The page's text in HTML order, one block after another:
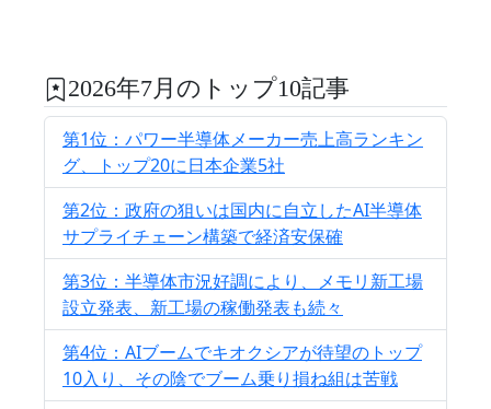
2026年7月のトップ10記事
第1位：パワー半導体メーカー売上高ランキン
グ、トップ20に日本企業5社
第2位：政府の狙いは国内に自立したAI半導体
サプライチェーン構築で経済安保確
第3位：半導体市況好調により、メモリ新工場
設立発表、新工場の稼働発表も続々
第4位：AIブームでキオクシアが待望のトップ
10入り、その陰でブーム乗り損ね組は苦戦